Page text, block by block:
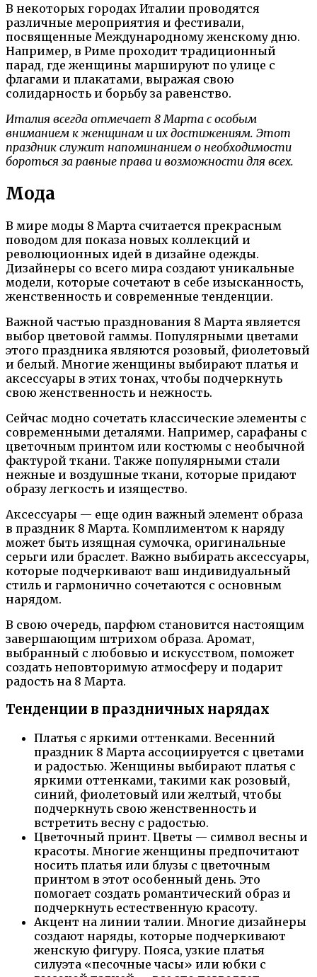
В некоторых городах Италии проводятся
различные мероприятия и фестивали,
посвященные Международному женскому дню.
Например, в Риме проходит традиционный
парад, где женщины маршируют по улице с
флагами и плакатами, выражая свою
солидарность и борьбу за равенство.
Италия всегда отмечает 8 Марта с особым
вниманием к женщинам и их достижениям. Этот
праздник служит напоминанием о необходимости
бороться за равные права и возможности для всех.
Мода
В мире моды 8 Марта считается прекрасным
поводом для показа новых коллекций и
революционных идей в дизайне одежды.
Дизайнеры со всего мира создают уникальные
модели, которые сочетают в себе изысканность,
женственность и современные тенденции.
Важной частью празднования 8 Марта является
выбор цветовой гаммы. Популярными цветами
этого праздника являются розовый, фиолетовый
и белый. Многие женщины выбирают платья и
аксессуары в этих тонах, чтобы подчеркнуть
свою женственность и нежность.
Сейчас модно сочетать классические элементы с
современными деталями. Например, сарафаны с
цветочным принтом или костюмы с необычной
фактурой ткани. Также популярными стали
нежные и воздушные ткани, которые придают
образу легкость и изящество.
Аксессуары — еще один важный элемент образа
в праздник 8 Марта. Комплиментом к наряду
может быть изящная сумочка, оригинальные
серьги или браслет. Важно выбирать аксессуары,
которые подчеркивают ваш индивидуальный
стиль и гармонично сочетаются с основным
нарядом.
В свою очередь, парфюм становится настоящим
завершающим штрихом образа. Аромат,
выбранный с любовью и искусством, поможет
создать неповторимую атмосферу и подарит
радость на 8 Марта.
Тенденции в праздничных нарядах
Платья с яркими оттенками. Весенний
праздник 8 Марта ассоциируется с цветами
и радостью. Женщины выбирают платья с
яркими оттенками, такими как розовый,
синий, фиолетовый или желтый, чтобы
подчеркнуть свою женственность и
встретить весну с радостью.
Цветочный принт. Цветы — символ весны и
красоты. Многие женщины предпочитают
носить платья или блузы с цветочным
принтом в этот особенный день. Это
помогает создать романтический образ и
подчеркнуть естественную красоту.
Акцент на линии талии. Многие дизайнеры
создают наряды, которые подчеркивают
женскую фигуру. Пояса, узкие платья
силуэта «песочные часы» или юбки с